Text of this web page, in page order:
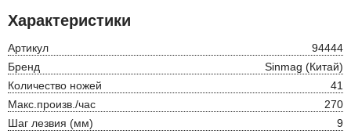
Характеристики
Артикул
94444
Бренд
Sinmag (Китай)
Количество ножей
41
Макс.произв./час
270
Шаг лезвия (мм)
9